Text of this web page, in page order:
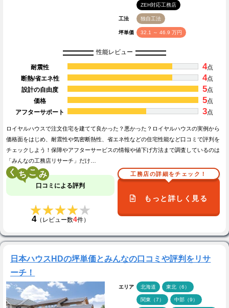
ZEH対応工務店
工法 独自工法
坪単価 32.1 ～ 46.9 万円
性能レビュー
耐震性 4点
断熱/省エネ性
4点
設計の自由度
5点
価格
5点
アフターサポート
3点
ロイヤルハウスで注文住宅を建てて良かった？悪かった？ロイヤルハウスの実例から
価格面をはじめ、耐震性や気密断熱性、省エネ性などの住宅性能など口コミで評判を
チェックしよう！保障やアフターサービスの情報や値下げ方法まで調査しているのは
「みんなの工務店リサーチ」だけ…
く こ
口コミによる評判
★★★★★
★★★★★
4（レビュー数4件）
工務店の詳細をチェック！
もっと詳しく見る
日本ハウスHDの坪単価とみんなの口コミや評判をリサ
ーチ！
エリア 北海道 東北（6）
関東（7） 中部（9）